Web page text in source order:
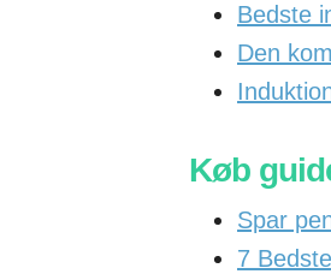
Bedste
Den
Køb
Spar
7